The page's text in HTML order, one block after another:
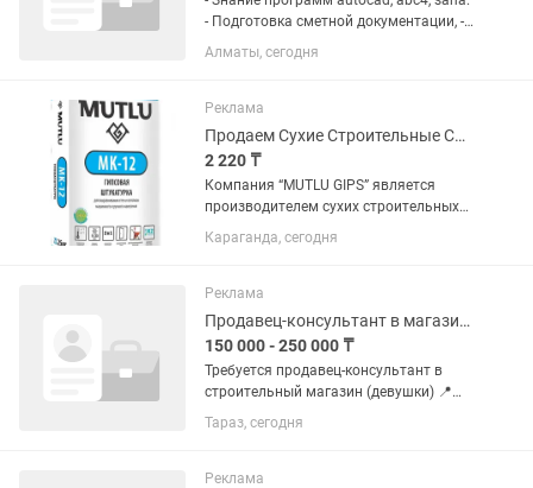
- Подготовка сметной документации, -
Контроль бюджета и анализ
стоимости строительных проектов -
труд, оборудование. А также...
Алматы, сегодня
Реклама
Продаем Сухие Строительные Смеси Mutlu Gips
2 220 ₸
Компания “MUTLU GIPS” является
производителем сухих строительных
смесей на гипсовой и на цементной
основе торговой марки "MUTLU GIPS"
сутки, которое отличается отличным...
Караганда, сегодня
Реклама
Продавец-консультант в магазине
150 000 - 250 000 ₸
Требуется продавец-консультант в
строительный магазин (девушки) 📍
Адрес: пр. Абая, 413А Мы предлагаем:
Заработную плату от 150 000 до 250
08:30–18:00 •...
Тараз, сегодня
Реклама